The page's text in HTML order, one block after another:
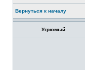
Вернуться к началу
Угрюмый